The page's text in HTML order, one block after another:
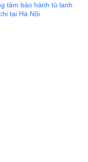
tâm bảo hành tủ lạnh
tại Hà Nội